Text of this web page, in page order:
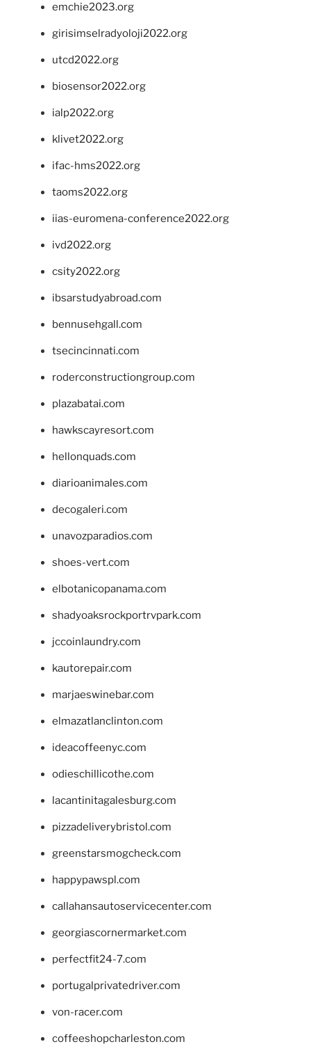
emchie2023.org
girisimselradyoloji2022.org
utcd2022.org
biosensor2022.org
ialp2022.org
klivet2022.org
ifac-hms2022.org
taoms2022.org
iias-euromena-conference2022.org
ivd2022.org
csity2022.org
ibsarstudyabroad.com
bennusehgall.com
tsecincinnati.com
roderconstructiongroup.com
plazabatai.com
hawkscayresort.com
hellonquads.com
diarioanimales.com
decogaleri.com
unavozparadios.com
shoes-vert.com
elbotanicopanama.com
shadyoaksrockportrvpark.com
jccoinlaundry.com
kautorepair.com
marjaeswinebar.com
elmazatlanclinton.com
ideacoffeenyc.com
odieschillicothe.com
lacantinitagalesburg.com
pizzadeliverybristol.com
greenstarsmogcheck.com
happypawspl.com
callahansautoservicecenter.com
georgiascornermarket.com
perfectfit24-7.com
portugalprivatedriver.com
von-racer.com
coffeeshopcharleston.com